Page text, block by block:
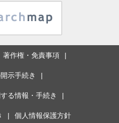
著作権・免責事項
示手続き
る情報・手続き
個人情報保護方針